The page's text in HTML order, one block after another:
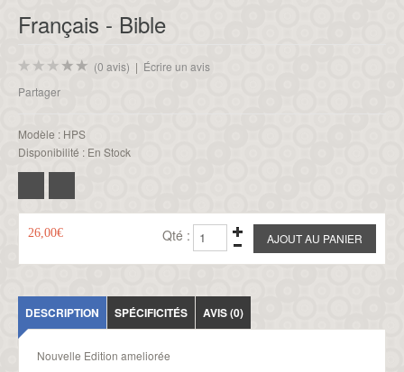
Français - Bible
(0 avis) | Écrire un avis
Partager
Modèle : HPS
Disponibilité : En Stock
26,00€ Qté :
DESCRIPTION SPÉCIFICITÉS AVIS (0)
Nouvelle Edition ameliorée